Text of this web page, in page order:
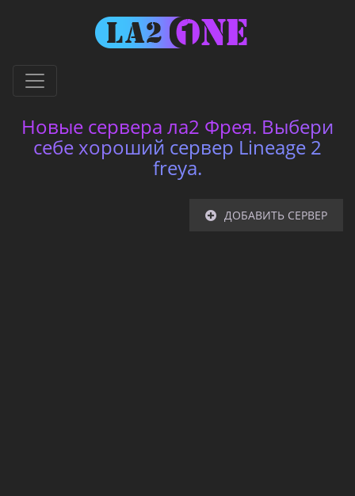
Новые сервера ла2 Фрея. Выбери
себе хороший сервер Lineage 2
freya.
ДОБАВИТЬ СЕРВЕР